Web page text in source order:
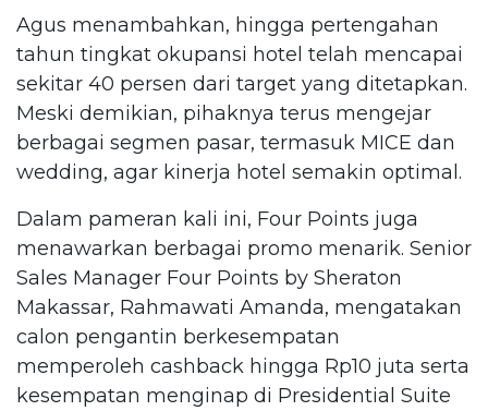
Agus menambahkan, hingga pertengahan
tahun tingkat okupansi hotel telah mencapai
sekitar 40 persen dari target yang ditetapkan.
Meski demikian, pihaknya terus mengejar
berbagai segmen pasar, termasuk MICE dan
wedding, agar kinerja hotel semakin optimal.
Dalam pameran kali ini, Four Points juga
menawarkan berbagai promo menarik. Senior
Sales Manager Four Points by Sheraton
Makassar, Rahmawati Amanda, mengatakan
calon pengantin berkesempatan
memperoleh cashback hingga Rp10 juta serta
kesempatan menginap di Presidential Suite